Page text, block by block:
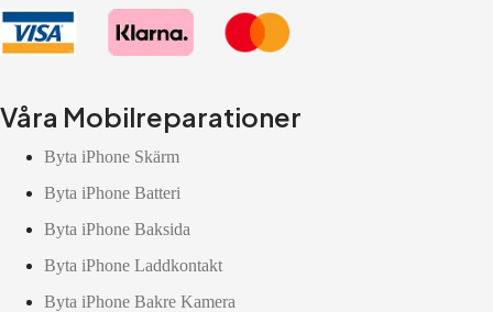
Våra Mobilreparationer
Byta iPhone Skärm
Byta iPhone Batteri
Byta iPhone Baksida
Byta iPhone Laddkontakt
Byta iPhone Bakre Kamera